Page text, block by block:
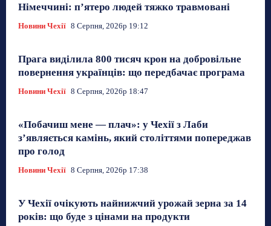
Німеччині: п’ятеро людей тяжко травмовані
Новини Чехії 8 Серпня, 2026р 19:12
Прага виділила 800 тисяч крон на добровільне
повернення українців: що передбачає програма
Новини Чехії 8 Серпня, 2026р 18:47
«Побачиш мене — плач»: у Чехії з Лаби
з’являється камінь, який століттями попереджав
про голод
Новини Чехії 8 Серпня, 2026р 17:38
У Чехії очікують найнижчий урожай зерна за 14
років: що буде з цінами на продукти